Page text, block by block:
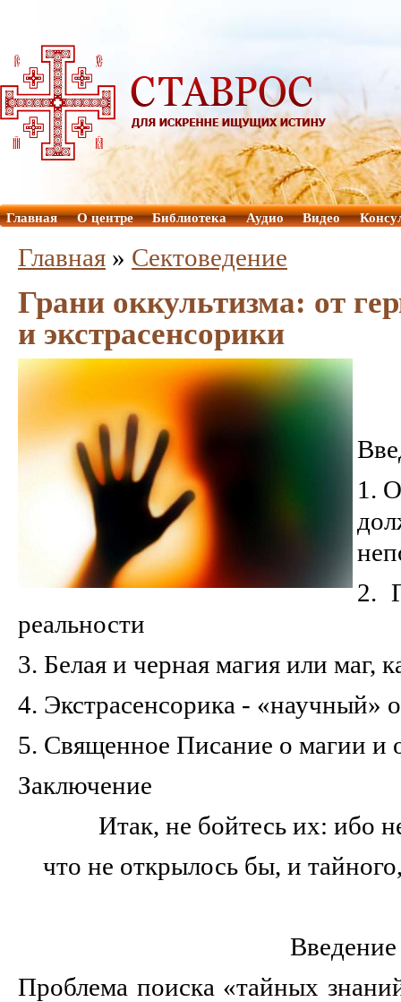
Главная О центре Библиотека Аудио Видео
Главная » Сектоведение
Грани оккультизма: от
и экстрасенсорики
1.
2.
реальности
3. Белая и черная магия или маг,
4. Экстрасенсорика - «научный»
5. Священное Писание о магии и
Заключение
Итак, не бойтесь их: ибо
что не открылось бы, и
Введение
Проблема поиска «тайных